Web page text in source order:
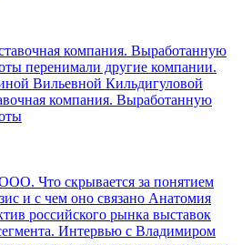
компания. Выработанную